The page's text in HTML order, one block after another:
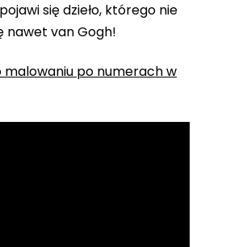
się dzieło, którego nie
nawet van Gogh!
malowaniu po numerach w